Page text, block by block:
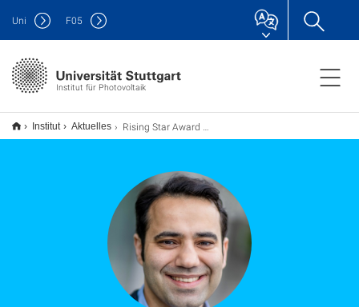
Institut für Photovoltaik
Uni F05
Institut Aktuelles Rising Star Award für Prof. Dr. Michael Saliba